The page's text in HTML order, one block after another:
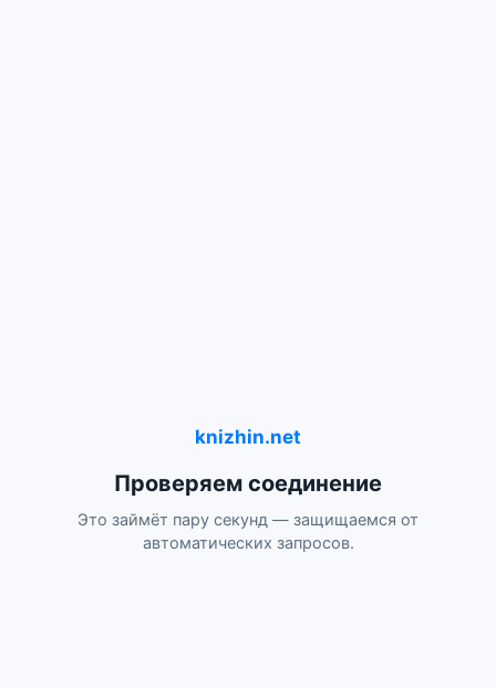
knizhin.net
Проверяем соединение
Это займёт пару секунд — защищаемся от
автоматических запросов.